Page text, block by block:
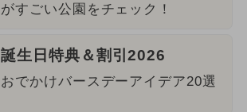
がすごい公園をチェック！
誕生日特典＆割引2026
おでかけバースデーアイデア20選